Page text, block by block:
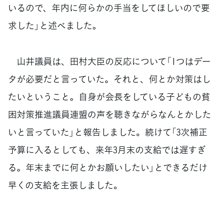
いるので、年内に何らかの手当をしてほしいので要
求した」と述べました。
山井議員は、田村大臣の反応について「1つはデー
タが必要だと言っていた。それと、何とか対策はし
たいということ。自身が会長をしている子どもの貧
困対策推進議員連盟の声を聴きながらなんとかした
いと言っていた」と報告しました。続けて「3次補正
予算に入るとしても、来年3月末の支給では遅すぎ
る。年末までに何とかお願いしたい」とできるだけ
早くの支給を主張しました。